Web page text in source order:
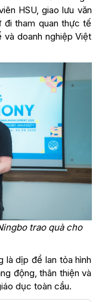
HSU, giao lưu văn
đi tham quan thực tế
doanh nghiệp Việt
trao quà cho
là dịp để lan tỏa hình
động, thân thiện và
dục toàn cầu.